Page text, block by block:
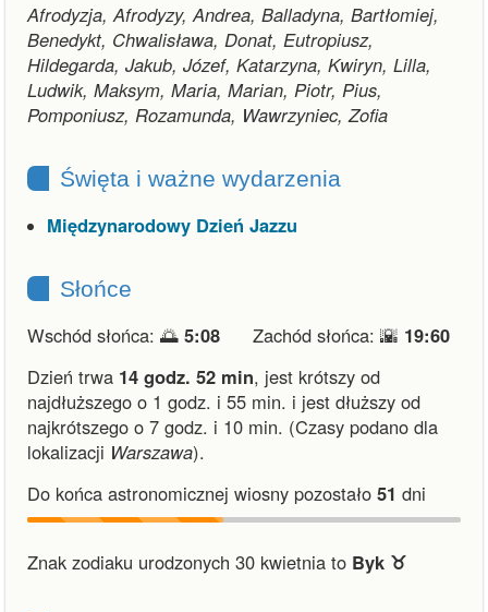
Afrodyzja, Afrodyzy, Andrea, Balladyna, Bartłomiej,
Benedykt, Chwalisława, Donat, Eutropiusz,
Hildegarda, Jakub, Józef, Katarzyna, Kwiryn, Lilla,
Ludwik, Maksym, Maria, Marian, Piotr, Pius,
Pomponiusz, Rozamunda, Wawrzyniec, Zofia
Święta i ważne wydarzenia
Międzynarodowy Dzień Jazzu
Słońce
Wschód słońca: 🌅 5:08 Zachód słońca: 🌇 19:60
Dzień trwa 14 godz. 52 min, jest krótszy od
najdłuższego o 1 godz. i 55 min. i jest dłuższy od
najkrótszego o 7 godz. i 10 min. (Czasy podano dla
lokalizacji Warszawa).
Do końca astronomicznej wiosny pozostało 51 dni
Znak zodiaku urodzonych 30 kwietnia to Byk ♉︎